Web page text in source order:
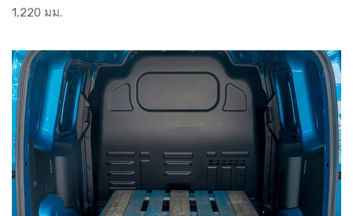
1,220 มม.